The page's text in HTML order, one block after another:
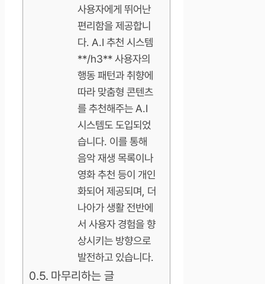
사용자에게 뛰어난
편리함을 제공합니
다. A.I 추천 시스템
**/h3** 사용자의
행동 패턴과 취향에
따라 맞춤형 콘텐츠
를 추천해주는 A.I
시스템도 도입되었
습니다. 이를 통해
음악 재생 목록이나
영화 추천 등이 개인
화되어 제공되며, 더
나아가 생활 전반에
서 사용자 경험을 향
상시키는 방향으로
발전하고 있습니다.
마무리하는 글